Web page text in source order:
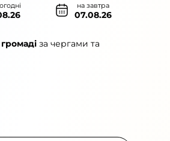
на завтра
07.08.26
за чергами та